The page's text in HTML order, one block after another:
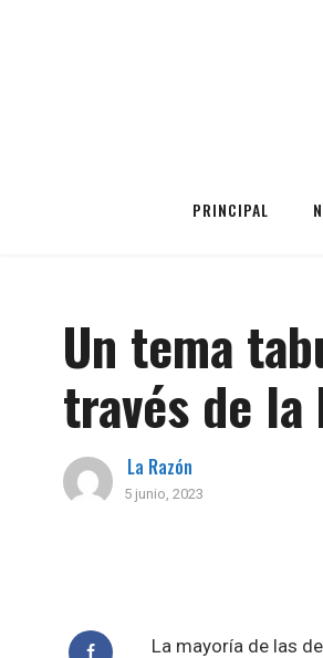
PRINCIPAL
Un tema
través de
La Razón
5 junio, 2023
La mayoría de las